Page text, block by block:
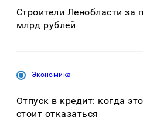
Строители Ленобласти за
млрд рублей
Экономика
Отпуск в кредит: когда
стоит отказаться